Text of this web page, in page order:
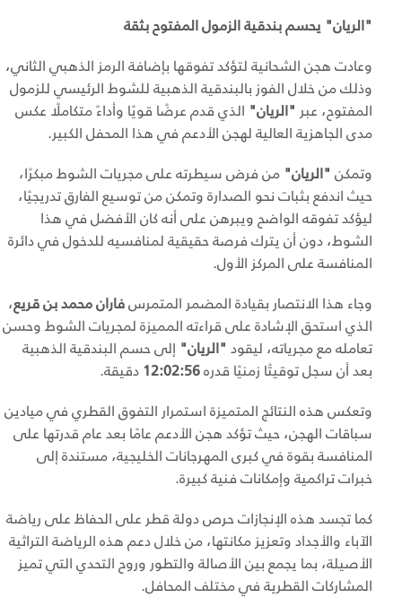
"الريان" يحسم بندقية الزمول المفتوح بثقة
وعادت هجن الشحانية لتؤكد تفوقها بإضافة الرمز الذهبي الثاني،
وذلك من خلال الفوز بالبندقية الذهبية للشوط الرئيسي للزمول
المفتوح، عبر"الريان" الذي قدم عرضًا قويًا وأداءً متكاملًا عكس
مدى الجاهزية العالية لهجن الأدعم في هذا المحفل الكبير.
وتمكن"الريان"من فرض سيطرته على مجريات الشوط مبكرًا،
حيث اندفع بثبات نحو الصدارة وتمكن من توسيع الفارق تدريجيًا،
ليؤكد تفوقه الواضح ويبرهن على أنه كان الأفضل في هذا
الشوط، دون أن يترك فرصة حقيقية لمنافسيه للدخول في دائرة
المنافسة على المركز الأول.
وجاء هذا الانتصار بقيادة المضمر المتمرسفاران محمد بن قريع،
الذي استحق الإشادة على قراءته المميزة لمجريات الشوط وحسن
تعامله مع مجرياته، ليقود"الريان" إلى حسم البندقية الذهبية
بعد أن سجل توقيتًا زمنيًا قدره12:02:56دقيقة.
وتعكس هذه النتائج المتميزة استمرار التفوق القطري في ميادين
سباقات الهجن، حيث تؤكد هجن الأدعم عامًا بعد عام قدرتها على
المنافسة بقوة في كبرى المهرجانات الخليجية، مستندة إلى
خبرات تراكمية وإمكانات فنية كبيرة.
كما تجسد هذه الإنجازات حرص دولة قطر على الحفاظ على رياضة
الآباء والأجداد وتعزيز مكانتها، من خلال دعم هذه الرياضة التراثية
الأصيلة، بما يجمع بين الأصالة والتطور وروح التحدي التي تميز
المشاركات القطرية في مختلف المحافل.